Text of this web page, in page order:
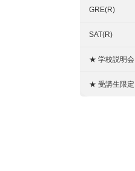
GRE(R)
SAT(R)
★ 学校説明会
★ 受講生限定